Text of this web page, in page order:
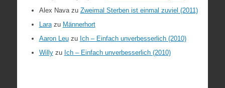
Alex Navazu Zweimal Sterben ist einmal zuviel (2011)
Larazu Männerhort
Aaron Leuzu Ich – Einfach unverbesserlich (2010)
Willyzu Ich – Einfach unverbesserlich (2010)